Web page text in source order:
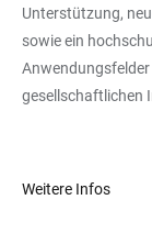
Unterstützung,
sowie ein
gesellschaftlichen
Weitere Infos